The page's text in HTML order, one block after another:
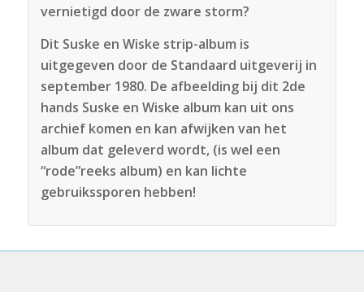
vernietigd door de zware storm?
Dit Suske en Wiske strip-album is
uitgegeven door de Standaard uitgeverij in
september 1980. De afbeelding bij dit 2de
hands Suske en Wiske album kan uit ons
archief komen en kan afwijken van het
album dat geleverd wordt, (is wel een
“rode”reeks album) en kan lichte
gebruikssporen hebben!